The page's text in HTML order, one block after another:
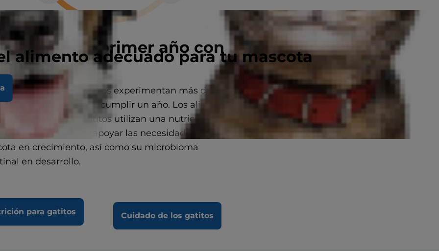
alimento adecuado para tu mascota
tienes un primer año con
gatito
medio, los gatitos experimentan más del 90%
crecimiento antes de cumplir un año. Los alimentos
Science Diet para gatitos utilizan una nutrición
en la ciencia para apoyar las necesidades de su
en crecimiento, así como su microbioma
en desarrollo.
para gatitos Cuidado de los gatitos